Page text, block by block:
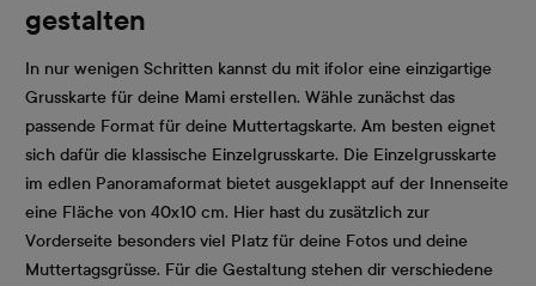
gestalten
In nur wenigen Schritten kannst du mit ifolor eine einzigartige
Grusskarte für deine Mami erstellen. Wähle zunächst das
passende Format für deine Muttertagskarte. Am besten eignet
sich dafür die klassische Einzelgrusskarte. Die Einzelgrusskarte
im edlen Panoramaformat bietet ausgeklappt auf der Innenseite
eine Fläche von 40x10 cm. Hier hast du zusätzlich zur
Vorderseite besonders viel Platz für deine Fotos und deine
Muttertagsgrüsse. Für die Gestaltung stehen dir verschiedene